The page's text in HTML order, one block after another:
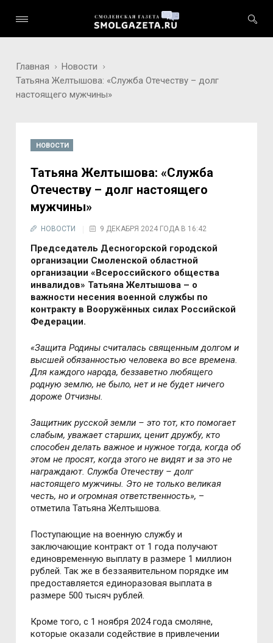
Главная
Новости
Татьяна Желтышова: «Служба Отечеству – долг
настоящего мужчины»
НОВОСТИ
Татьяна Желтышова: «Служба
Отечеству – долг настоящего
мужчины»
НОВОСТИ 9 ДЕКАБРЯ 2024 ГОДА В 16:42
Председатель Десногорской городской
организации Смоленской областной
организации «Всероссийского общества
инвалидов» Татьяна Желтышова – о
важности несения военной службы по
контракту в Вооружённых силах Российской
Федерации.
«Защита Родины считалась священным долгом и
высшей обязанностью человека во все времена.
Для каждого народа, беззаветно любящего
родную землю, не было, нет и не будет ничего
дороже Отчизны.
Защитник русской земли – это тот, кто помогает
слабым, уважает старших, ценит дружбу, кто
способен делать важное и нужное тогда, когда об
этом не просят, когда этого не видят и за это не
награждают. Служба Отечеству – долг
настоящего мужчины. Это не только великая
честь, но и огромная ответственность», –
отметилаТатьяна Желтышова.
Поступающие на военную службу и
заключающие контракт от 1 года получают
единовременную выплату в размере 1 миллион
рублей. Так же в беззаявительном порядке им
предоставляется единоразовая выплата в
размере 500 тысяч рублей.
Кроме того, с 1 ноября 2024 года смоляне,
которые оказали содействие в привлечении